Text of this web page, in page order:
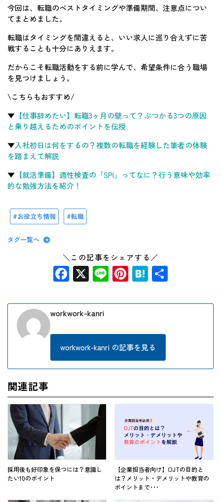
今回は、転職のベストタイミングや準備期間、注意点につい
てまとめました。
転職はタイミングを間違えると、いい求人に巡り合えずに苦
戦することも十分にありえます。
だからこそ転職活動をする前に学んで、希望条件に合う職場
を見つけましょう。
\こちらもおすすめ/
▼ 【仕事辞めたい】転職3ヶ月の壁って？ぶつかる3つの原因
と乗り越えるためのポイントを伝授
▼入社初日は何をするの？複数の転職を経験した筆者の体験
を踏まえて解説
▼ 【就活準備】適性検査の「SPI」ってなに？行う意味や効率
的な勉強方法を紹介！
お役立ち情報 転職
タグ一覧へ
＼この記事をシェアする／
Facebook
X LinePinterest
Hatena
workwork-kanri
workwork-kanri の記事を見る
関連記事
採用後も好印象を保つには？意識し
たい10のポイント
【企業担当者向け】OJTの目的と
は？メリット・デメリットや教育の
ポイントまで･･･